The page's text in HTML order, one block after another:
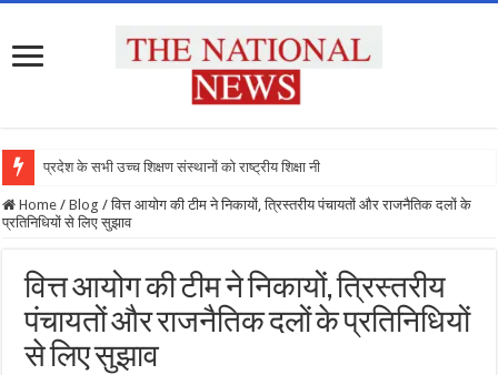
प्रदेश के सभी उच्च शिक्षण संस्थानों को राष्ट्रीय शिक्षा नीति के
Home / Blog / वित्त आयोग की टीम ने निकायों, त्रिस्तरीय पंचायतों और राजनैतिक दलों के
प्रतिनिधियों से लिए सुझाव
वित्त आयोग की टीम ने निकायों, त्रिस्तरीय
पंचायतों और राजनैतिक दलों के प्रतिनिधियों
से लिए सुझाव